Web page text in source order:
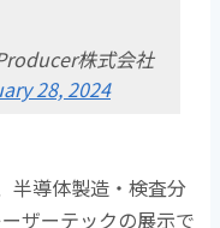
株式会社
28, 2024
半導体製造・検査分
ザーテックの展示で